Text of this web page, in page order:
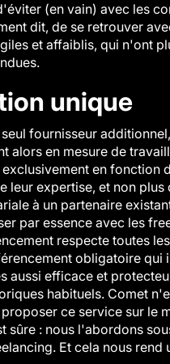
(en vain) avec les
dit, de se retrouver
et affaiblis, qui n'ont
unique
fournisseur
alors en mesure de
en fonction
leur expertise, et non plus
à un partenaire
par essence avec les
respecte toutes les
obligatoire qui
aussi efficace et
habituels. Comet
ce service sur le
sûre : nous l'abordons
Et cela nous rend